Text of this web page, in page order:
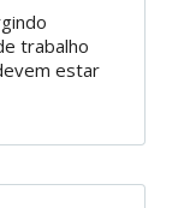
trabalho
estar